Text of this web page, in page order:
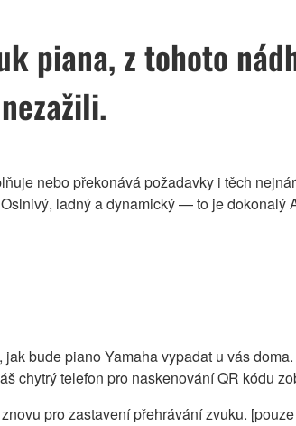
piana, z tohoto
nebo překonává požadavky i těch
ladný a dynamický — to je dokonalý
bude piano Yamaha vypadat u vás
chytrý telefon pro naskenování QR kódu
pro zastavení přehrávání zvuku.